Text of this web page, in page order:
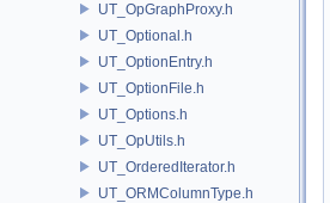
UT_OpGraphProxy.h
UT_Optional.h
UT_OptionEntry.h
UT_OptionFile.h
UT_Options.h
UT_OpUtils.h
UT_OrderedIterator.h
UT_ORMColumnType.h